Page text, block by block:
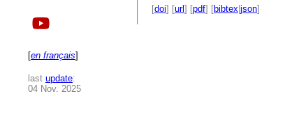
[en français]
last update:
04 Nov. 2025
[doi] [url ] [pdf] [bibtex json]